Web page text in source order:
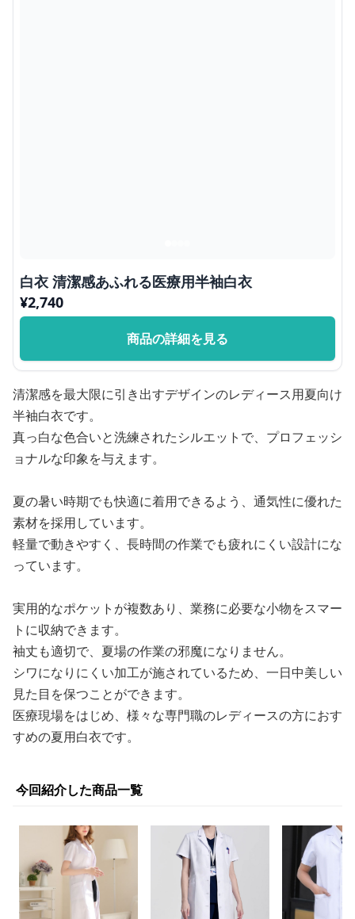
白衣 清潔感あふれる医療用半袖白衣
¥2,740
商品の詳細を見る
清潔感を最大限に引き出すデザインのレディース用夏向け
半袖白衣です。
真っ白な色合いと洗練されたシルエットで、プロフェッシ
ョナルな印象を与えます。
夏の暑い時期でも快適に着用できるよう、通気性に優れた
素材を採用しています。
軽量で動きやすく、長時間の作業でも疲れにくい設計にな
っています。
実用的なポケットが複数あり、業務に必要な小物をスマー
トに収納できます。
袖丈も適切で、夏場の作業の邪魔になりません。
シワになりにくい加工が施されているため、一日中美しい
見た目を保つことができます。
医療現場をはじめ、様々な専門職のレディースの方におす
すめの夏用白衣です。
今回紹介した商品一覧